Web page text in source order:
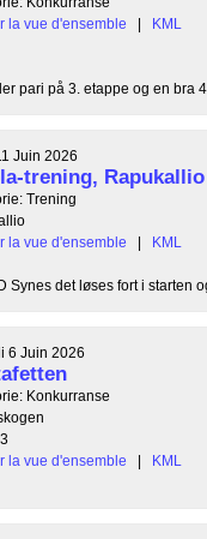
la vue d'ensemble
| KML
pari på 3. etappe og en bra 4.
Juin 2026
trening, Rapukallio
Trening
la vue d'ensemble
| KML
det løses fort i starten
6 Juin 2026
Konkurranse
la vue d'ensemble
|
KML